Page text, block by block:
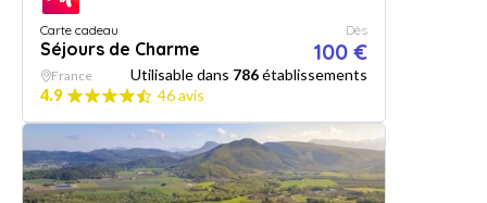
Carte cadeau
Séjours de Charme
Dès
100 €
France Utilisable dans 786établissements
4.9
46 avis